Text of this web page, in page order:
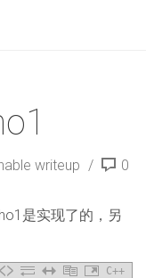
writeup 0
是实现了的，另
C++